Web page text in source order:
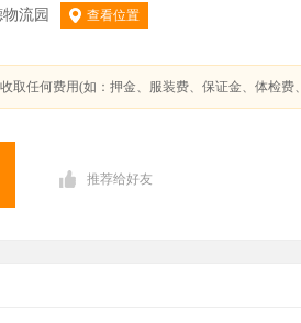
流园 查看位置
取任何费用(如：押金、服装费、保证金、体检
推荐给好友